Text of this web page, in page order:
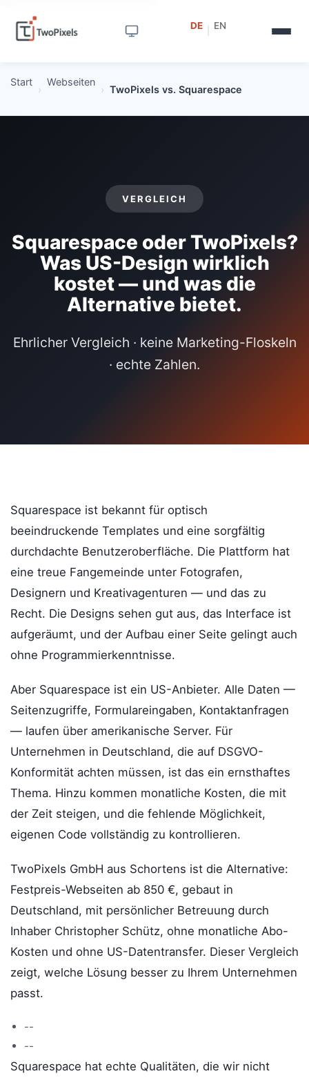
DE EN
Start
›
Webseiten
› TwoPixels vs. Squarespace
VERGLEICH
Squarespace oder TwoPixels?
Was US-Design wirklich
kostet — und was die
Alternative bietet.
Ehrlicher Vergleich · keine Marketing-Floskeln
· echte Zahlen.
Squarespace ist bekannt für optisch
beeindruckende Templates und eine sorgfältig
durchdachte Benutzeroberfläche. Die Plattform hat
eine treue Fangemeinde unter Fotografen,
Designern und Kreativagenturen — und das zu
Recht. Die Designs sehen gut aus, das Interface ist
aufgeräumt, und der Aufbau einer Seite gelingt auch
ohne Programmierkenntnisse.
Aber Squarespace ist ein US-Anbieter. Alle Daten —
Seitenzugriffe, Formulareingaben, Kontaktanfragen
— laufen über amerikanische Server. Für
Unternehmen in Deutschland, die auf DSGVO-
Konformität achten müssen, ist das ein ernsthaftes
Thema. Hinzu kommen monatliche Kosten, die mit
der Zeit steigen, und die fehlende Möglichkeit,
eigenen Code vollständig zu kontrollieren.
TwoPixels GmbH aus Schortens ist die Alternative:
Festpreis-Webseiten ab 850 €, gebaut in
Deutschland, mit persönlicher Betreuung durch
Inhaber Christopher Schütz, ohne monatliche Abo-
Kosten und ohne US-Datentransfer. Dieser Vergleich
zeigt, welche Lösung besser zu Ihrem Unternehmen
passt.
--
--
Squarespace hat echte Qualitäten, die wir nicht